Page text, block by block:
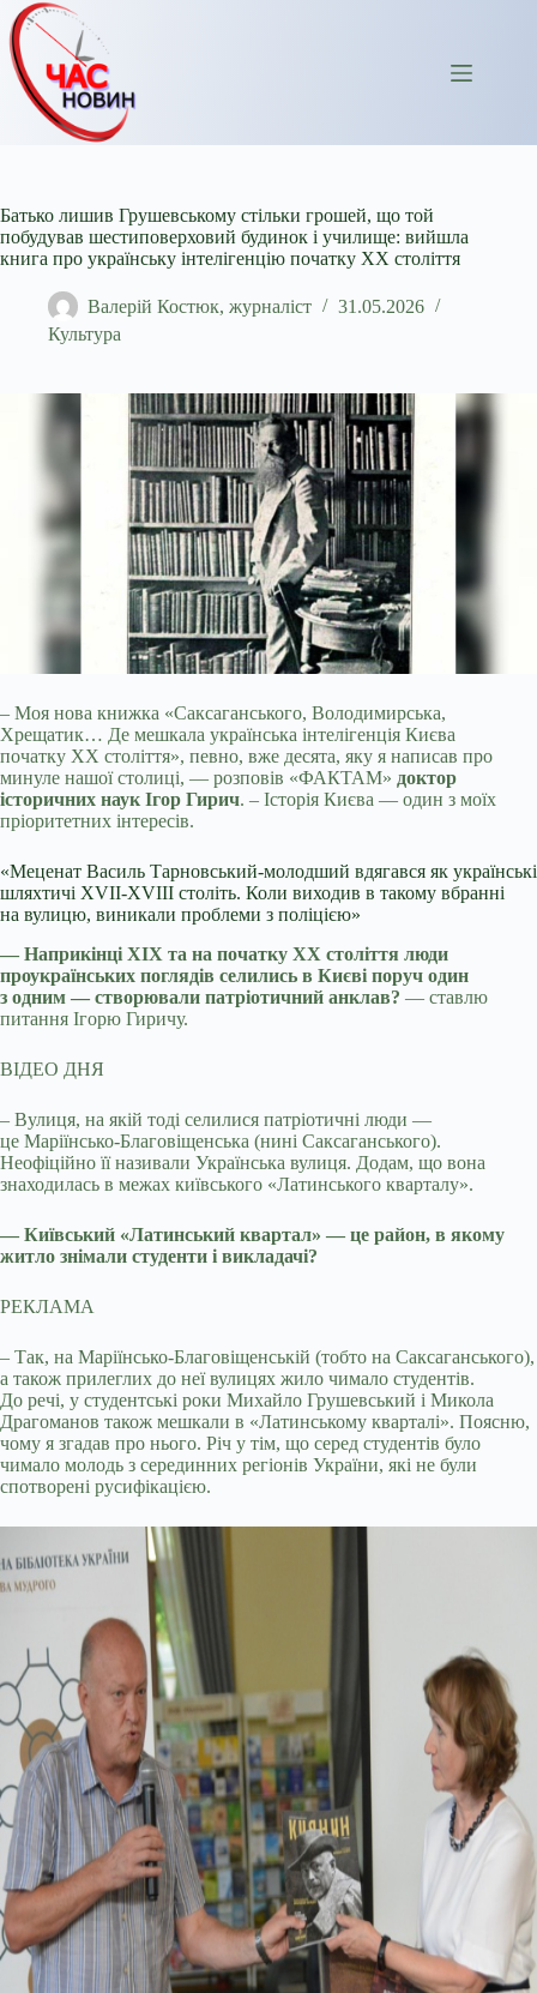
Перейти
до
вмісту
Батько лишив Грушевському стільки грошей, що той
побудував шестиповерховий будинок і училище: вийшла
книга про українську інтелігенцію початку ХХ століття
Валерій Костюк, журналіст
31.05.2026
Культура
– Моя нова книжка «Саксаганського, Володимирська,
Хрещатик… Де мешкала українська інтелігенція Києва
початку ХХ століття», певно, вже десята, яку я написав про
минуле нашої столиці, — розповів «ФАКТАМ» доктор
історичних наук Ігор Гирич. – Історія Києва — один з моїх
пріоритетних інтересів.
«Меценат Василь Тарновський-молодший вдягався як українські
шляхтичі XVII-XVIII століть. Коли виходив в такому вбранні
на вулицю, виникали проблеми з поліцією»
— Наприкінці ХІХ та на початку ХХ століття люди
проукраїнських поглядів селились в Києві поруч один
з одним — створювали патріотичний анклав? — ставлю
питання Ігорю Гиричу.
ВІДЕО ДНЯ
– Вулиця, на якій тоді селилися патріотичні люди —
це Маріїнсько-Благовіщенська (нині Саксаганського).
Неофіційно її називали Українська вулиця. Додам, що вона
знаходилась в межах київського «Латинського кварталу».
— Київський «Латинський квартал» — це район, в якому
житло знімали студенти і викладачі?
РЕКЛАМА
– Так, на Маріїнсько-Благовіщенській (тобто на Саксаганського),
а також прилеглих до неї вулицях жило чимало студентів.
До речі, у студентські роки Михайло Грушевський і Микола
Драгоманов також мешкали в «Латинському кварталі». Поясню,
чому я згадав про нього. Річ у тім, що серед студентів було
чимало молодь з серединних регіонів України, які не були
спотворені русифікацією.